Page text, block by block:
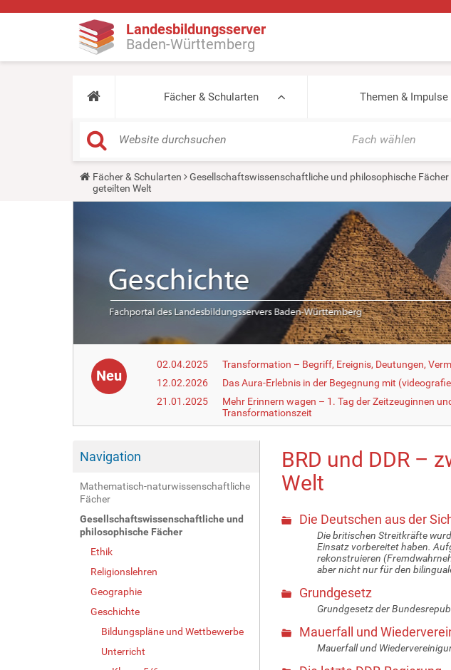
Landesbildungsserver
Baden-Württemberg
Fächer & Schularten Themen & Impulse
Fach wählen
Y
u
Fächer & Schularten Gesellschaftswissenschaftliche und philosophische Fächer
geteilten Welt
Neu
02.04.2025
Transformation – Begriff, Ereignis, Deutungen,
12.02.2026
Das Aura-Erlebnis in der Begegnung mit
21.01.2025
Mehr Erinnern wagen – 1. Tag der Zeitzeuginnen
Transformationszeit
Navigation
Mathematisch-naturwissenschaftliche
Fächer
Gesellschaftswissenschaftliche und
philosophische Fächer
Ethik
Religionslehren
Geographie
Geschichte
Bildungspläne und Wettbewerbe
Unterricht
BRD und DDR –
Welt
Die Deutschen aus der
Die britischen Streitkräfte
Einsatz vorbereitet haben.
rekonstruieren
aber nicht nur für den
Grundgesetz
Grundgesetz der
Mauerfall und
Mauerfall und